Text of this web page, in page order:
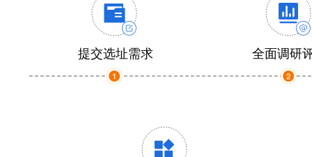
提交选址需求 全面调研